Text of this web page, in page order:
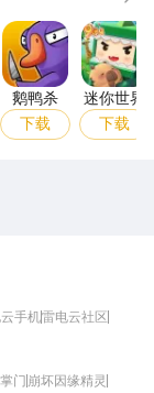
更多
清版
行动组鹅鸭杀
鹅鸭杀
下载
迷你
迷你世界
下载
手机雷电云社区
门 崩坏因缘精灵